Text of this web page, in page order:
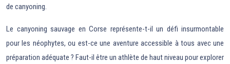
de canyoning.
Le canyoning sauvage en Corse représente-t-il un défi insurmontable
pour les néophytes, ou est-ce une aventure accessible à tous avec une
préparation adéquate ? Faut-il être un athlète de haut niveau pour explorer